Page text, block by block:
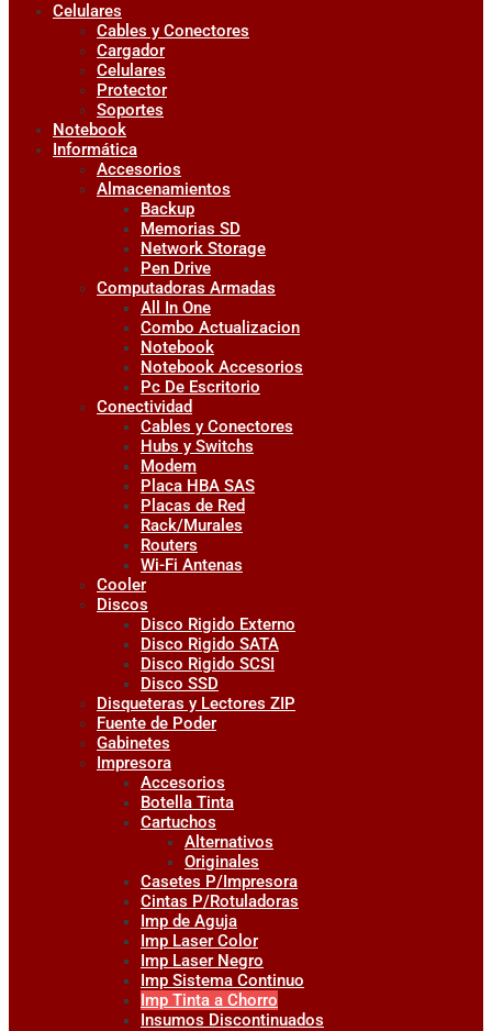
Celulares
Cables y Conectores
Cargador
Celulares
Protector
Soportes
Notebook
Informática
Accesorios
Almacenamientos
Backup
Memorias SD
Network Storage
Pen Drive
Computadoras Armadas
All In One
Combo Actualizacion
Notebook
Notebook Accesorios
Pc De Escritorio
Conectividad
Cables y Conectores
Hubs y Switchs
Modem
Placa HBA SAS
Placas de Red
Rack/Murales
Routers
Wi-Fi Antenas
Cooler
Discos
Disco Rigido Externo
Disco Rigido SATA
Disco Rigido SCSI
Disco SSD
Disqueteras y Lectores ZIP
Fuente de Poder
Gabinetes
Impresora
Accesorios
Botella Tinta
Cartuchos
Alternativos
Originales
Casetes P/Impresora
Cintas P/Rotuladoras
Imp de Aguja
Imp Laser Color
Imp Laser Negro
Imp Sistema Continuo
Imp Tinta a Chorro
Insumos Discontinuados